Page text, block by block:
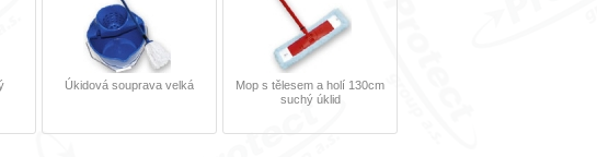
Úkidová souprava velká
Mop s tělesem a holí 130cm
suchý úklid